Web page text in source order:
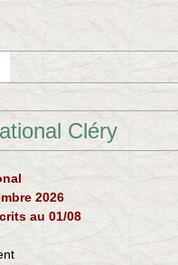
Cléry
2026
au 01/08